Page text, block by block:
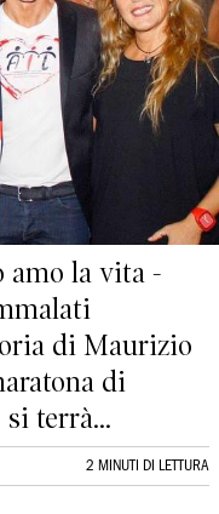
amo la vita -
di Maurizio
di
si terrà...
2 MINUTI DI LETTURA